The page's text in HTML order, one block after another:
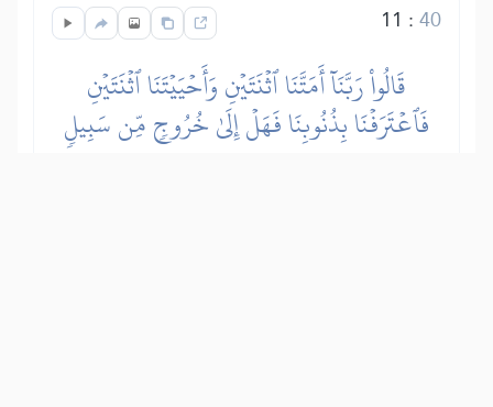
11 :40
قَالُواْ رَبَّنَآ أَمَتَّنَا ٱثۡنَتَيۡنِ وَأَحۡيَيۡتَنَا ٱثۡنَتَيۡنِ
فَٱعۡتَرَفۡنَا بِذُنُوبِنَا فَهَلۡ إِلَىٰ خُرُوجٖ مِّن سَبِيلٖ